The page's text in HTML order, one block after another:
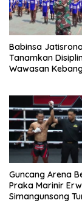
Babinsa Jatisrono
Tanamkan
Wawasan
Guncang Arena
Praka Marinir
Simangunsong